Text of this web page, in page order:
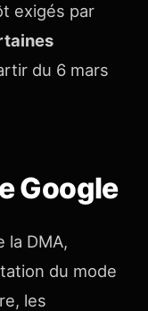
exigés par
du 6 mars
Google
la DMA,
du mode
les